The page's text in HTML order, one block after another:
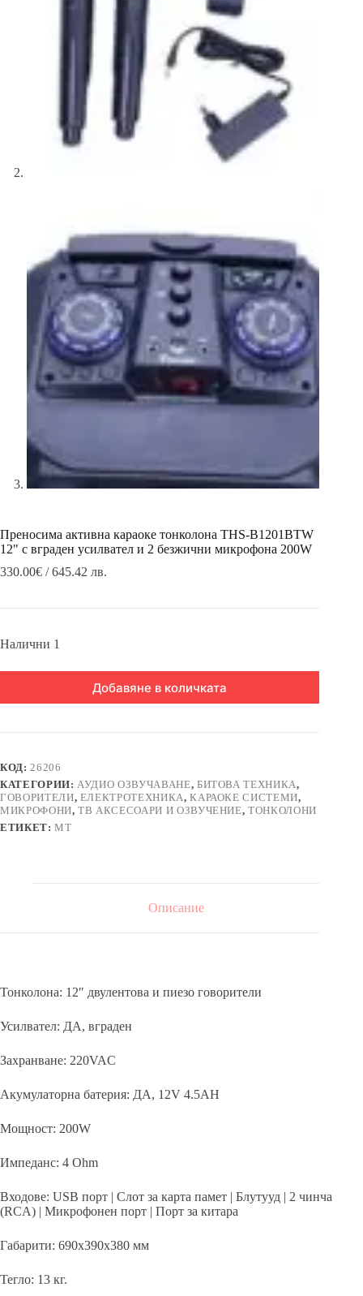
Преносима активна караоке тонколона THS-B1201BTW
12" с вграден усилвател и 2 безжични микрофона 200W
330.00€ / 645.42 лв.
Налични 1
Добавяне в количката
КОД:26206
КАТЕГОРИИ:АУДИО ОЗВУЧАВАНЕ, БИТОВА ТЕХНИКА,
ГОВОРИТЕЛИ, ЕЛЕКТРОТЕХНИКА,КАРАОКЕ СИСТЕМИ,
МИКРОФОНИ,ТВ АКСЕСОАРИ И ОЗВУЧЕНИЕ,ТОНКОЛОНИ
ЕТИКЕТ:MT
Описание
Тонколона: 12″ двулентова и пиезо говорители
Усилвател: ДА, вграден
Захранване: 220VAC
Акумулаторна батерия: ДА, 12V 4.5AH
Мощност: 200W
Импеданс: 4 Ohm
Входове: USB порт | Слот за карта памет | Блутууд | 2 чинча
(RCA) | Микрофонен порт | Порт за китара
Габарити: 690х390х380 мм
Тегло: 13 кг.